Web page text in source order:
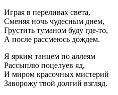
Играя в переливах света,
Сменяя ночь чудесным днем,
Грустить туманом буду где-то,
А после рассмеюсь дождем.
Я ярким танцем по аллеям
Рассыплю поцелуев яд,
И миром красочных мистерий
Заворожу твой долгий взгляд.